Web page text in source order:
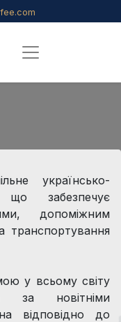
українсько-
що забезпечує
допоміжним
транспортування
у всьому світу
за новітніми
відповідно до